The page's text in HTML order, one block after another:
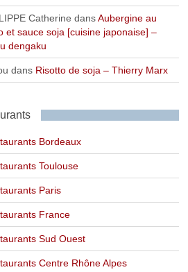
Catherine dansAubergine au
et sauce soja [cuisine japonaise] –
dengaku
dans Risotto de soja – Thierry Marx
Bordeaux
Toulouse
Paris
France
Sud Ouest
Centre Rhône Alpes